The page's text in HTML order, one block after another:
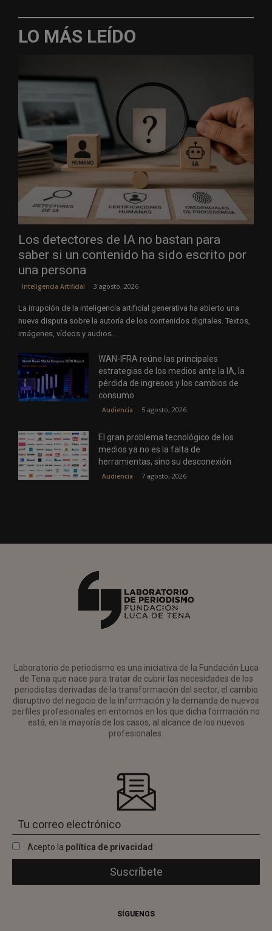
LO MÁS LEÍDO
Los detectores de IA no bastan para
saber si un contenido ha sido escrito por
una persona
Inteligencia Artificial 3 agosto, 2026
La irrupción de la inteligencia artificial generativa ha abierto una
nueva disputa sobre la autoría de los contenidos digitales. Textos,
imágenes, vídeos y audios...
WAN-IFRA reúne las principales
estrategias de los medios ante la IA, la
pérdida de ingresos y los cambios de
consumo
Audiencia 5 agosto, 2026
El gran problema tecnológico de los
medios ya no es la falta de
herramientas, sino su desconexión
Audiencia 7 agosto, 2026
Laboratorio de periodismo es una iniciativa de la Fundación Luca
de Tena que nace para tratar de cubrir las necesidades de los
periodistas derivadas de la transformación del sector, el cambio
disruptivo del negocio de la información y la demanda de nuevos
perfiles profesionales en entornos en los que dicha formación no
está, en la mayoría de los casos, al alcance de los nuevos
profesionales.
Acepto la política de privacidad
SÍGUENOS